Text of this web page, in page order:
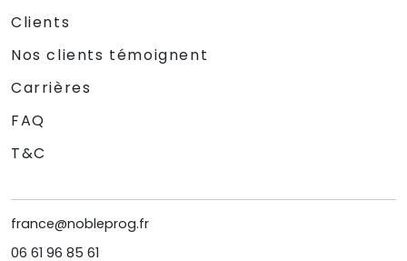
Clients
Nos clients témoignent
Carrières
FAQ
T&C
france@nobleprog.fr
06 61 96 85 61